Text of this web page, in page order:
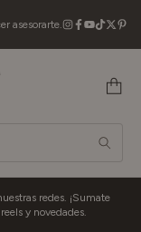
asesorarte.
redes. ¡Sumate
y novedades.